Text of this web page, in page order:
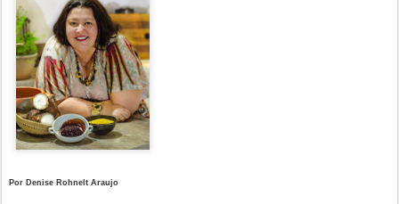
Por Denise Rohnelt Araujo